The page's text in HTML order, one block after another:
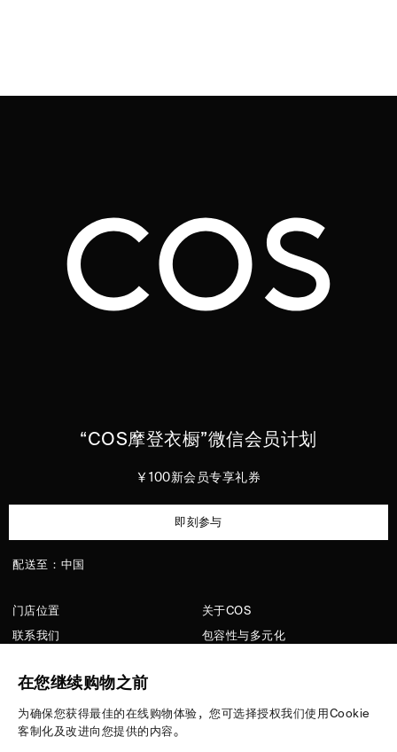
在您继续购物之前
为确保您获得最佳的在线购物体验，您可选择授权我们使用Cookie
客制化及改进向您提供的内容。
“COS摩登衣橱”微信会员计划
￥100新会员专享礼券
即刻参与
配送至：中国
门店位置
联系我们
隐私政策
配送信息
版型指南
关于COS
包容性与多元化
媒体